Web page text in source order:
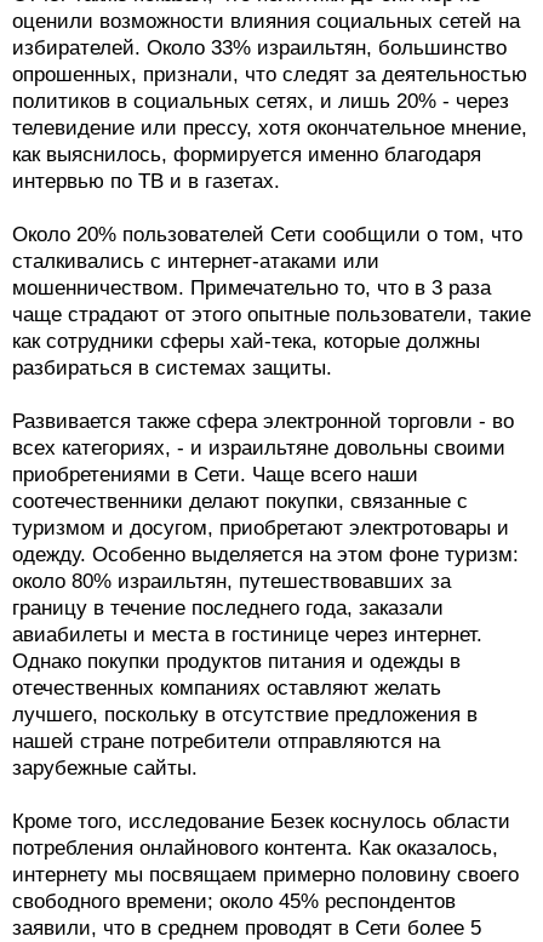
оценили возможности влияния социальных сетей на
избирателей. Около 33% израильтян, большинство
опрошенных, признали, что следят за деятельностью
политиков в социальных сетях, и лишь 20% - через
телевидение или прессу, хотя окончательное мнение,
как выяснилось, формируется именно благодаря
интервью по ТВ и в газетах.
Около 20% пользователей Сети сообщили о том, что
сталкивались с интернет-атаками или
мошенничеством. Примечательно то, что в 3 раза
чаще страдают от этого опытные пользователи, такие
как сотрудники сферы хай-тека, которые должны
разбираться в системах защиты.
Развивается также сфера электронной торговли - во
всех категориях, - и израильтяне довольны своими
приобретениями в Сети. Чаще всего наши
соотечественники делают покупки, связанные с
туризмом и досугом, приобретают электротовары и
одежду. Особенно выделяется на этом фоне туризм:
около 80% израильтян, путешествовавших за
границу в течение последнего года, заказали
авиабилеты и места в гостинице через интернет.
Однако покупки продуктов питания и одежды в
отечественных компаниях оставляют желать
лучшего, поскольку в отсутствие предложения в
нашей стране потребители отправляются на
зарубежные сайты.
Кроме того, исследование Безек коснулось области
потребления онлайнового контента. Как оказалось,
интернету мы посвящаем примерно половину своего
свободного времени; около 45% респондентов
заявили, что в среднем проводят в Сети более 5